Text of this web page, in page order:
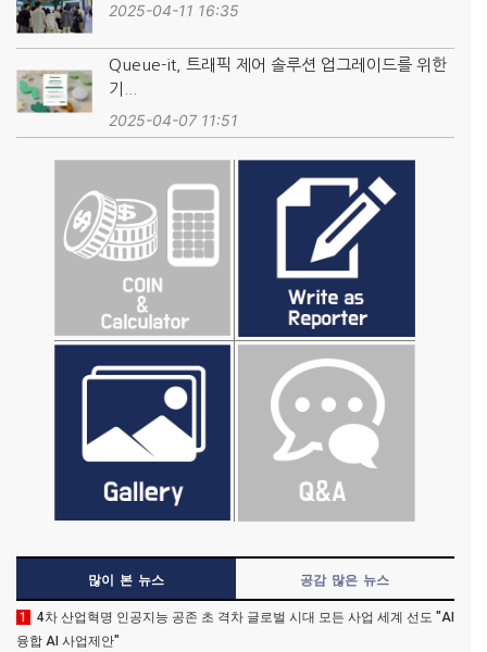
2025-04-11 16:35
Queue-it, 트래픽 제어 솔루션 업그레이드를 위한
기...
2025-04-07 11:51
많이 본 뉴스 공감 많은 뉴스
1
4차 산업혁명 인공지능 공존 초 격차 글로벌 시대 모든 사업 세계 선도 "AI
융합 AI 사업제안"